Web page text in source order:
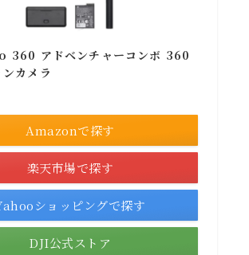
360 アドベンチャーコンボ 360
カメラ
Amazonで探す
楽天市場で探す
ショッピングで探す
DJI公式ストア